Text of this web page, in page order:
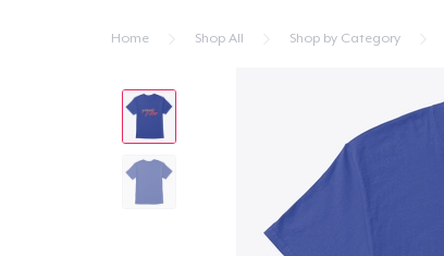
Home Shop All Shop by Category